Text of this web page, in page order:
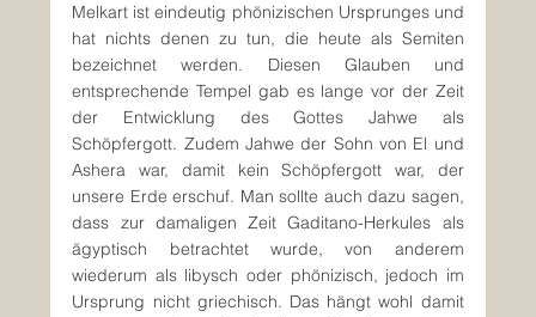
Melkart ist eindeutig phönizischen Ursprunges und
hat nichts denen zu tun, die heute als Semiten
bezeichnet werden. Diesen Glauben und
entsprechende Tempel gab es lange vor der Zeit
der Entwicklung des Gottes Jahwe als
Schöpfergott. Zudem Jahwe der Sohn von El und
Ashera war, damit kein Schöpfergott war, der
unsere Erde erschuf. Man sollte auch dazu sagen,
dass zur damaligen Zeit Gaditano-Herkules als
ägyptisch betrachtet wurde, von anderem
wiederum als libysch oder phönizisch, jedoch im
Ursprung nicht griechisch. Das hängt wohl damit